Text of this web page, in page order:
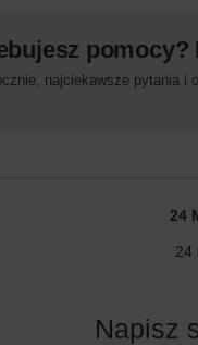
pomocy?
najciekawsze pytania i
24
24
Napisz